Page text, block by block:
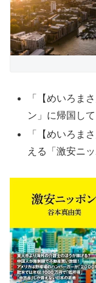
「【めいろま
ン」に帰国し
「【めいろま
える「激安ニ